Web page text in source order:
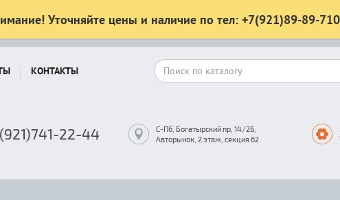
Уточняйте цены и наличие по тел: +7(921)89-89-710
КОНТАКТЫ
22-44
С-Пб, Богатырский пр, 14/2Б,
Авторынок, 2 этаж, секция 62